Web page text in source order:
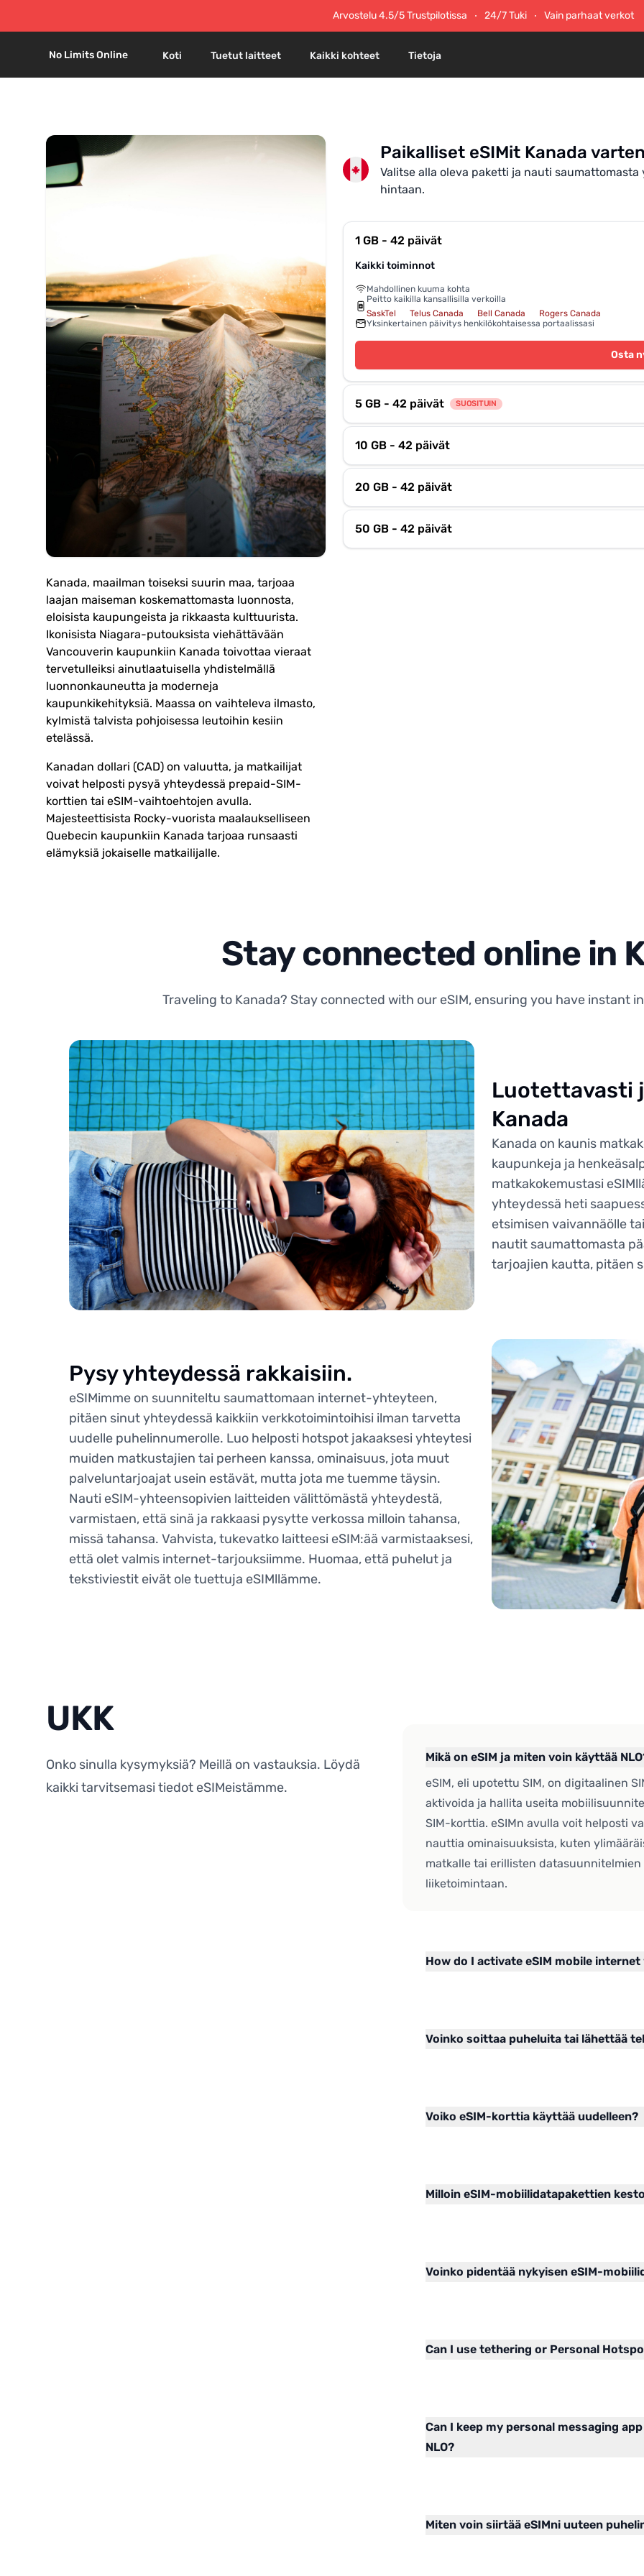
Arvostelu 4.5/5 Trustpilotissa 24/7 Tuki Vain parhaat verkot
No Limits Online Koti Tuetut laitteet Kaikki kohteet Tietoja
Kanada, maailman toiseksi suurin maa, tarjoaa
laajan maiseman koskemattomasta luonnosta,
eloisista kaupungeista ja rikkaasta kulttuurista.
Ikonisista Niagara-putouksista viehättävään
Vancouverin kaupunkiin Kanada toivottaa vieraat
tervetulleiksi ainutlaatuisella yhdistelmällä
luonnonkauneutta ja moderneja
kaupunkikehityksiä. Maassa on vaihteleva ilmasto,
kylmistä talvista pohjoisessa leutoihin kesiin
etelässä.
Kanadan dollari (CAD) on valuutta, ja matkailijat
voivat helposti pysyä yhteydessä prepaid-SIM-
korttien tai eSIM-vaihtoehtojen avulla.
Majesteettisista Rocky-vuorista maalaukselliseen
Quebecin kaupunkiin Kanada tarjoaa runsaasti
elämyksiä jokaiselle matkailijalle.
Paikalliset eSIMit Kanada varten
Valitse alla oleva paketti ja nauti
hintaan.
1 GB - 42 päivät
Kaikki toiminnot
Mahdollinen kuuma kohta
Peitto kaikilla kansallisilla verkoilla
SaskTel
Telus Canada Bell Canada
Rogers Canada
Yksinkertainen päivitys henkilökohtaisessa portaalissasi
Osta
5 GB - 42 päivät SUOSITUIN
10 GB - 42 päivät
20 GB - 42 päivät
50 GB - 42 päivät
Stay connected online in
Traveling to Kanada? Stay connected with our eSIM, ensuring you have instant
Luotettavasti
Kanada
Kanada on kaunis
kaupunkeja ja
matkakokemustasi
yhteydessä heti
etsimisen vaivannäölle
nautit saumattomasta
tarjoajien kautta, pitäen
Pysy yhteydessä rakkaisiin.
eSIMimme on suunniteltu saumattomaan internet-yhteyteen,
pitäen sinut yhteydessä kaikkiin verkkotoimintoihisi ilman tarvetta
uudelle puhelinnumerolle. Luo helposti hotspot jakaaksesi yhteytesi
muiden matkustajien tai perheen kanssa, ominaisuus, jota muut
palveluntarjoajat usein estävät, mutta jota me tuemme täysin.
Nauti eSIM-yhteensopivien laitteiden välittömästä yhteydestä,
varmistaen, että sinä ja rakkaasi pysytte verkossa milloin tahansa,
missä tahansa. Vahvista, tukevatko laitteesi eSIM:ää varmistaaksesi,
että olet valmis internet-tarjouksiimme. Huomaa, että puhelut ja
tekstiviestit eivät ole tuettuja eSIMllämme.
UKK
Onko sinulla kysymyksiä? Meillä on vastauksia. Löydä
kaikki tarvitsemasi tiedot eSIMeistämme.
Mikä on eSIM ja miten voin käyttää
eSIM, eli upotettu SIM, on digitaalinen
aktivoida ja hallita useita
SIM-korttia. eSIMn avulla voit helposti
nauttia ominaisuuksista, kuten
matkalle tai erillisten
liiketoimintaan.
How do I activate eSIM mobile internet
Voinko soittaa puheluita tai lähettää
Voiko eSIM-korttia käyttää uudelleen?
Milloin eSIM-mobiilidatapakettien
Voinko pidentää nykyisen eSIM-
Can I use tethering or Personal
Can I keep my personal messaging
NLO?
Miten voin siirtää eSIMni uuteen